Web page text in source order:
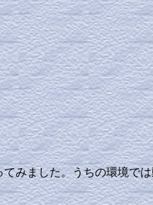
みました。うちの環境